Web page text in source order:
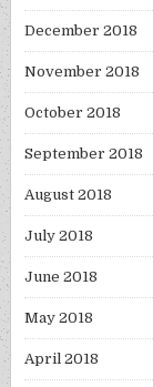
December 2018
November 2018
October 2018
September 2018
August 2018
July 2018
June 2018
May 2018
April 2018